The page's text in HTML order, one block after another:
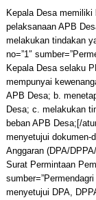
Kepala Desa
pelaksanaan APB
melakukan tindakan
no=”1″
Kepala Desa selaku
mempunyai
APB Desa; b.
Desa; c. melakukan
beban APB Desa;[/
menyetujui dokumen-
Anggaran (DPA/
Surat Permintaan
menyetujui DPA,